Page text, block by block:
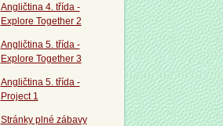
Angličtina 4. třída -
Explore Together 2
Angličtina 5. třída -
Explore Together 3
Angličtina 5. třída -
Project 1
Stránky plné zábavy